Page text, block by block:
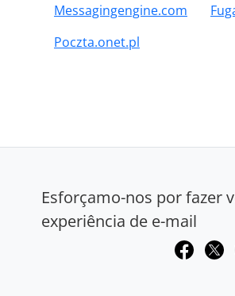
Messagingengine.com
Poczta.onet.pl
Esforçamo-nos por fazer
experiência de e-mail